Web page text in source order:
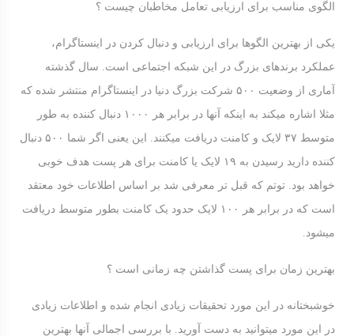
الگوی مناسب برای ارزیابی تعامل مخاطبان چیست ؟
یکی از بهترین الگوها برای ارزیابی و دنبال کردن در اینستاگرام،
عملکرد برندهای بزرگ در این شبکه اجتماعی است. سال گذشته
آماری از وضعیت ۵۰۰ شرکت بزرگ دنیا در اینستاگرام منتشر شده که
مثلا اشاره میکند به اینکه آنها در برابر هر ۱۰۰۰ دنبال کننده به طور
متوسط ۳۷ لایک و کامنت دریافت میکنند. این یعنی اگر شما ۵۰۰ دنبال
کننده دارید رسیدن به ۱۹ لایک یا کامنت برای هر پست هدف خوبی
خواهد بود. توتم که قبل تر معرفی شد بر اساس اطلاعات خود معتقد
است که در برابر هر ۱۰۰ لایک حدود یک کامنت بطور متوسط دریافت
میشود.
بهترین زمان برای پست گذاشتن چه زمانی است ؟
خوشبختانه در این مورد تحقیقات زیادی انجام شده و اطلاعات زیادی
در این مورد میتوانید به دست آورید. با بررسی اجمالی آنها بهترین